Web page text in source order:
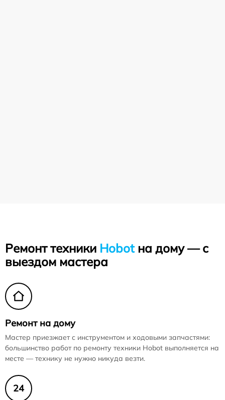
Ремонт техники Hobotна дому — с
выездом мастера
Ремонт на дому
Мастер приезжает с инструментом и ходовыми запчастями:
большинство работ по ремонту техники Hobot выполняется на
месте — технику не нужно никуда везти.
24